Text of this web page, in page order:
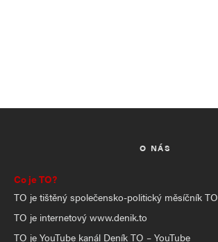
O NÁS
Co je TO?
TO je tištěný společensko-politický měsíčník TO
TO je internetový www.denik.to
TO je YouTube kanál Deník TO – YouTube